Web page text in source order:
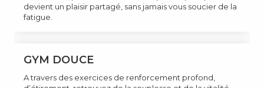
devient un plaisir partagé, sans jamais vous soucier de la
fatigue.
GYM DOUCE
A travers des exercices de renforcement profond,